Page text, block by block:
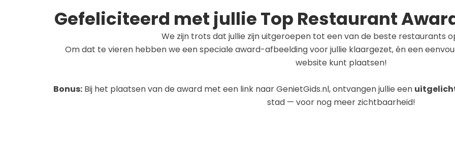
Gefeliciteerd met jullie Top Restaurant
We zijn trots dat jullie zijn uitgeroepen tot een van de beste restaurants
Om dat te vieren hebben we een speciale award-afbeelding voor jullie klaargezet, én een
website kunt plaatsen!
Bonus: Bij het plaatsen van de award met een link naar GenietGids.nl, ontvangen jullie een
stad — voor nog meer zichtbaarheid!